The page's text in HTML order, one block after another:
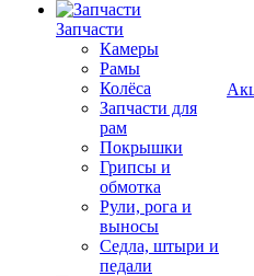
Запчасти
Камеры
Рамы
Колёса
Запчасти для
рам
Покрышки
Грипсы и
обмотка
Рули, рога и
выносы
Седла, штыри и
педали